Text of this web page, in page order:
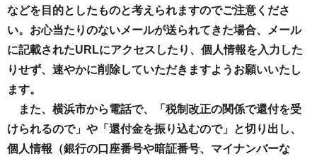
などを目的としたものと考えられますのでご注意くださ
い。お心当たりのないメールが送られてきた場合、メール
に記載されたURLにアクセスしたり、個人情報を入力した
りせず、速やかに削除していただきますようお願いいたし
ます。
また、横浜市から電話で、「税制改正の関係で還付を受
けられるので」や「還付金を振り込むので」と切り出し、
個人情報（銀行の口座番号や暗証番号、マイナンバーな